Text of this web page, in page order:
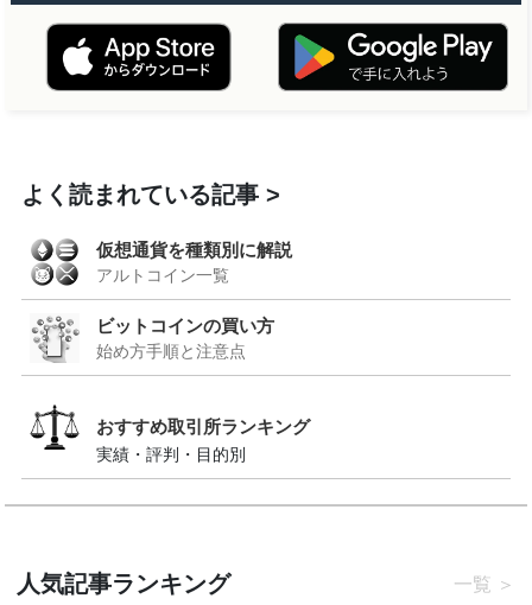
よく読まれている記事
仮想通貨を種類別に解説
アルトコイン一覧
ビットコインの買い方
始め方手順と注意点
おすすめ取引所ランキング
実績・評判・目的別
人気記事ランキング 一覧